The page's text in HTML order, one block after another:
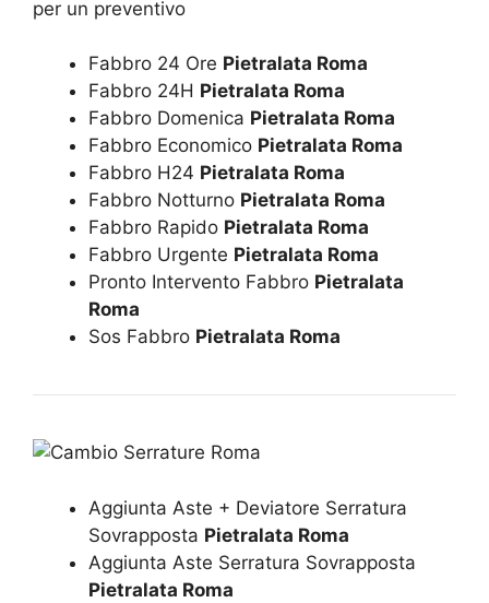
Fabbro 24 Ore Pietralata Roma
Fabbro 24H Pietralata Roma
Fabbro Domenica Pietralata Roma
Fabbro Economico Pietralata Roma
Fabbro H24 Pietralata Roma
Fabbro Notturno Pietralata Roma
Fabbro Rapido Pietralata Roma
Fabbro Urgente Pietralata Roma
Pronto Intervento Fabbro Pietralata
Roma
Sos Fabbro Pietralata Roma
Aggiunta Aste + Deviatore Serratura
Sovrapposta Pietralata Roma
Aggiunta Aste Serratura Sovrapposta
Pietralata Roma